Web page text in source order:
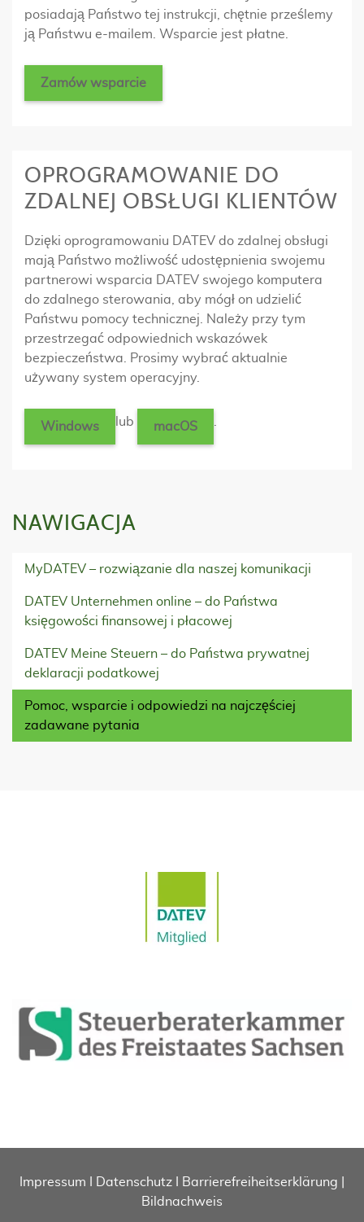
posiadają Państwo tej instrukcji, chętnie prześlemy
ją Państwu e-mailem. Wsparcie jest płatne.
Zamów wsparcie
OPROGRAMOWANIE DO
ZDALNEJ OBSŁUGI KLIENTÓW
Dzięki oprogramowaniu DATEV do zdalnej obsługi
mają Państwo możliwość udostępnienia swojemu
partnerowi wsparcia DATEV swojego komputera
do zdalnego sterowania, aby mógł on udzielić
Państwu pomocy technicznej. Należy przy tym
przestrzegać odpowiednich wskazówek
bezpieczeństwa. Prosimy wybrać aktualnie
używany system operacyjny.
Windows lub macOS
NAWIGACJA
MyDATEV – rozwiązanie dla naszej komunikacji
DATEV Unternehmen online – do Państwa
księgowości finansowej i płacowej
DATEV Meine Steuern – do Państwa prywatnej
deklaracji podatkowej
Pomoc, wsparcie i odpowiedzi na najczęściej
zadawane pytania
Impressum Datenschutz Barrierefreiheitserklärung
Bildnachweis